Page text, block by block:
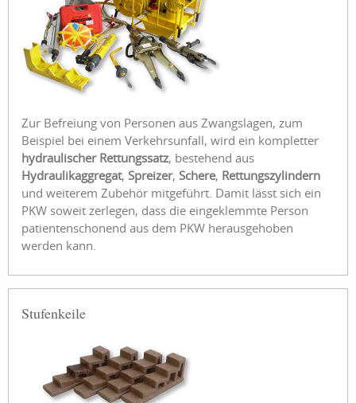
Zur Befreiung von Personen aus Zwangslagen, zum
Beispiel bei einem Verkehrsunfall, wird ein kompletter
hydraulischer Rettungssatz, bestehend aus
Hydraulikaggregat, Spreizer, Schere, Rettungszylindern
und weiterem Zubehör mitgeführt. Damit lässt sich ein
PKW soweit zerlegen, dass die eingeklemmte Person
patientenschonend aus dem PKW herausgehoben
werden kann.
Stufenkeile